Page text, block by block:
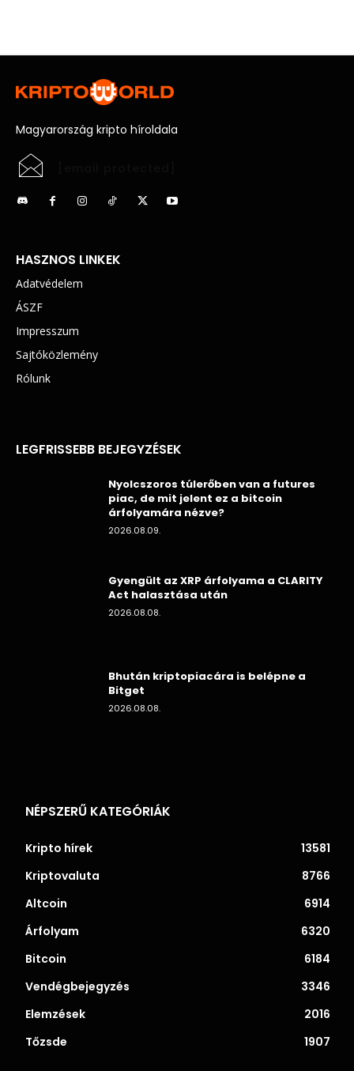
Magyarország kripto híroldala
HASZNOS LINKEK
Adatvédelem
ÁSZF
Impresszum
Sajtóközlemény
Rólunk
LEGFRISSEBB BEJEGYZÉSEK
Nyolcszoros túlerőben van a futures
piac, de mit jelent ez a bitcoin
árfolyamára nézve?
2026.08.09.
Gyengült az XRP árfolyama a CLARITY
Act halasztása után
2026.08.08.
Bhután kriptopiacára is belépne a
Bitget
2026.08.08.
NÉPSZERŰ KATEGÓRIÁK
Kripto hírek
13581
Kriptovaluta
8766
Altcoin
6914
Árfolyam
6320
Bitcoin
6184
Vendégbejegyzés
3346
Elemzések
2016
Tőzsde
1907